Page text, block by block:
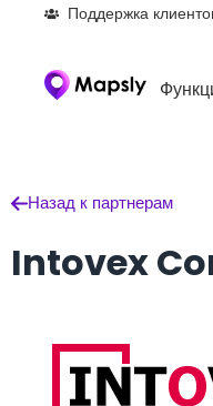
Поддержка
Назад к партнерам
Intovex